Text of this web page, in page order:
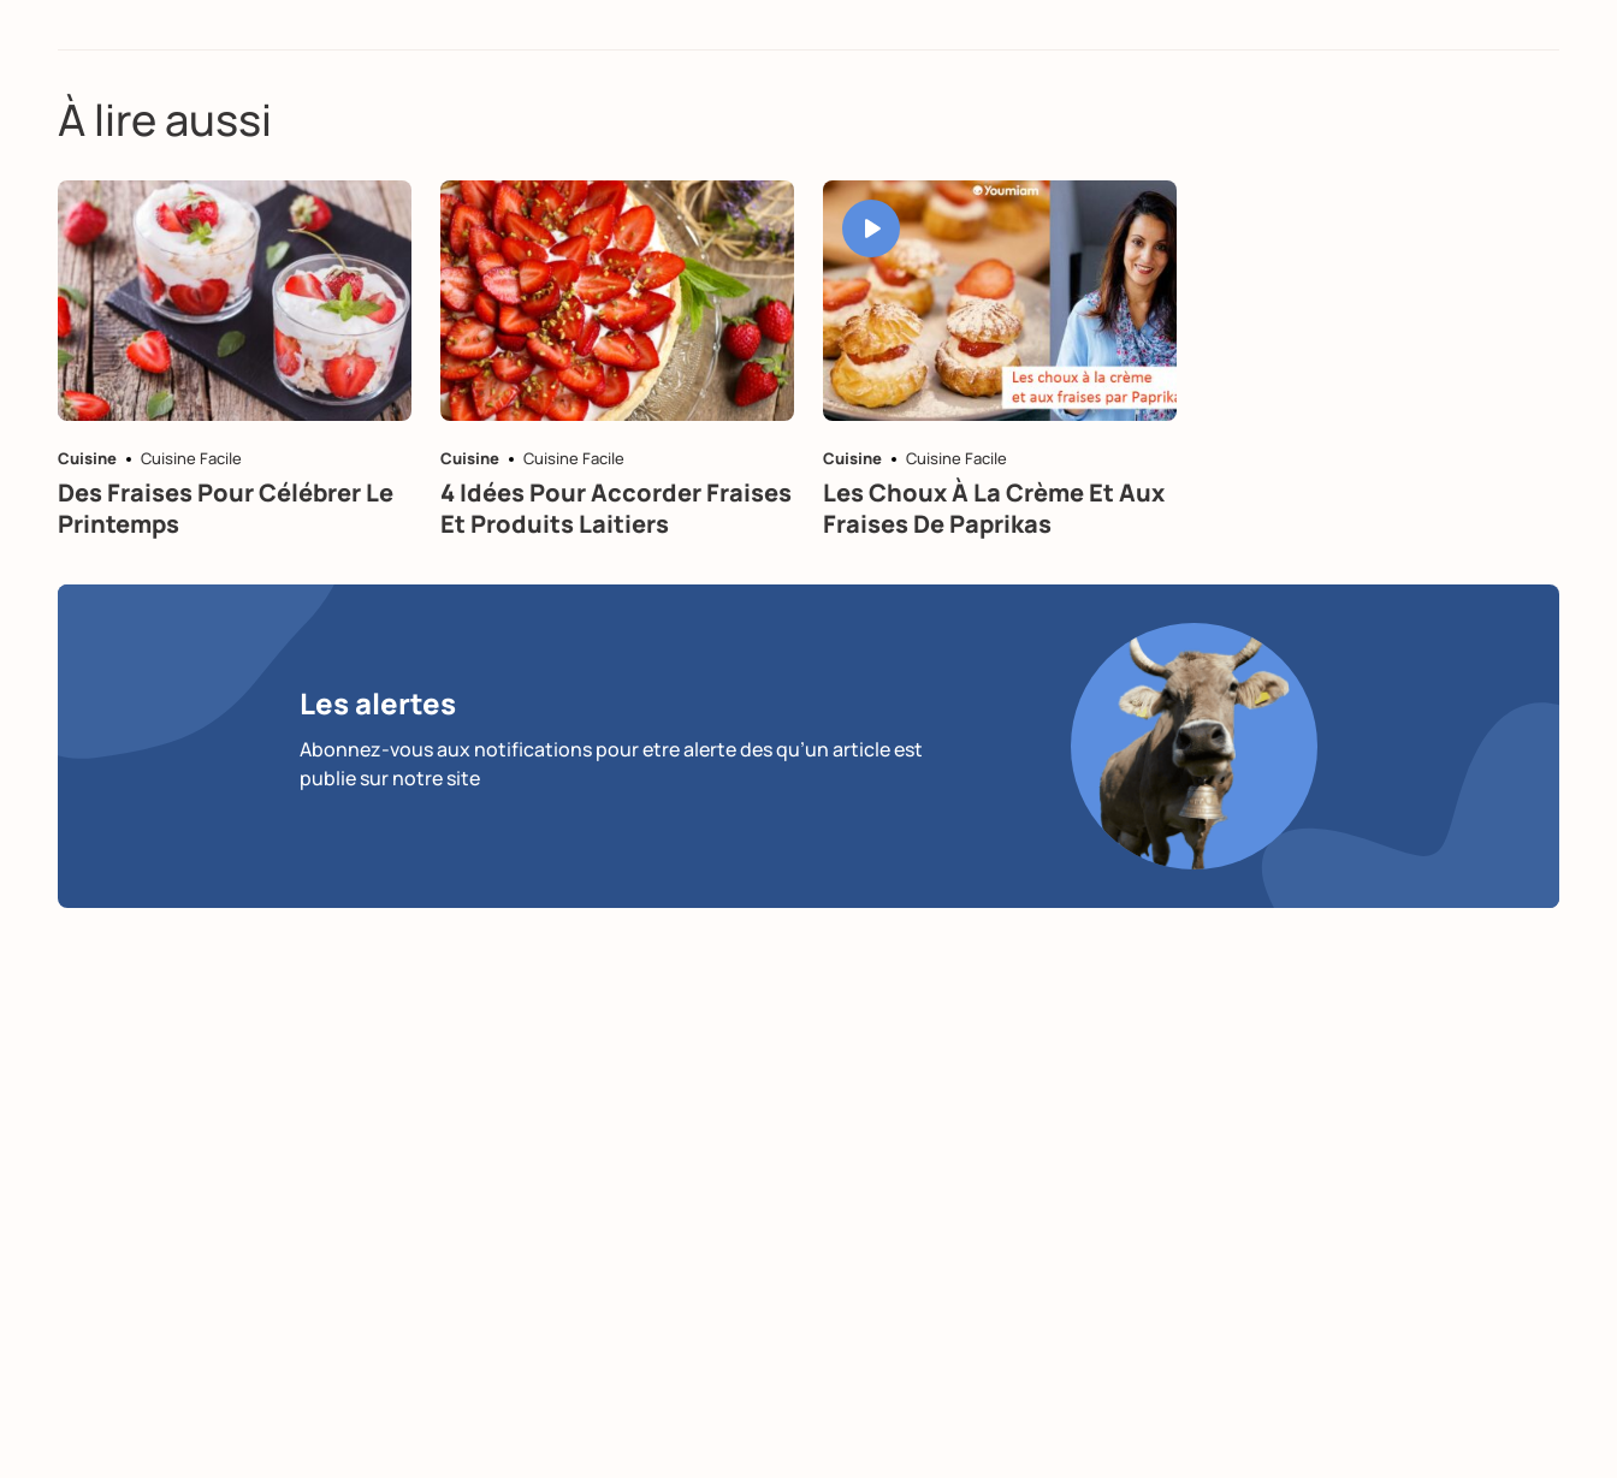
À lire aussi
Cuisine Cuisine Facile
Des Fraises Pour Célébrer Le
Printemps
Cuisine Cuisine Facile
4 Idées Pour Accorder Fraises
Et Produits Laitiers
Cuisine Cuisine Facile
Les Choux À La Crème Et Aux
Fraises De Paprikas
Les alertes
Abonnez-vous aux notifications pour etre alerte des qu’un article est
publie sur notre site